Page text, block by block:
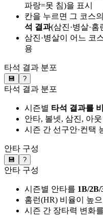
파랑=못 침)을 표시
칸을 누르면 그 코스의
석 결과(삼진·병살·
삼진·병살이 어느 코
용
타석 결과 분포
💾 ?
타석 결과 분포
시즌별 타석 결과를
안타, 볼넷, 삼진, 아
시즌 간 선구안·컨택
안타 구성
💾 ?
안타 구성
시즌별 안타를 1B/
홈런(HR) 비율이 높
시즌 간 장타력 변화